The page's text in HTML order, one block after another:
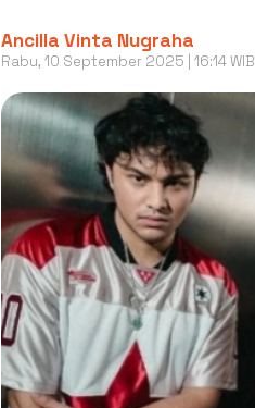
Ancilla Vinta Nugraha
Rabu, 10 September 2025 | 16:14 WIB